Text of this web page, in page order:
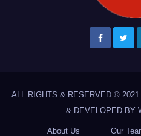
ALL RIGHTS & RESERVED © 2021
& DEVELOPED BY
About Us Our